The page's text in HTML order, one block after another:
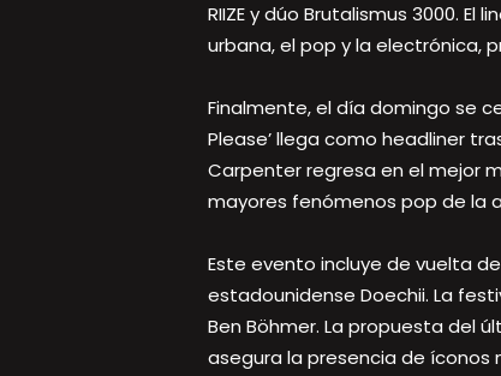
RIIZE y dúo Brutalismus 3000.
urbana, el pop y la electrónica,
Finalmente, el día domingo se
Please’ llega como headliner
Carpenter regresa en el mejor
mayores fenómenos pop de la
Este evento incluye de vuelta
estadounidense Doechii. La
Ben Böhmer. La propuesta del
asegura la presencia de íconos